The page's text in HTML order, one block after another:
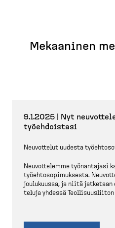
Mekaaninen
9.1.2025 | Nyt
työehdoistasi
Neuvottelut uudesta
Neuvot­telemme työnan­tajasi
työehto­so­pi­muksesta.
joulukuussa, ja niitä jatketaan
teluja yhdessä Teolli­suus­liiton